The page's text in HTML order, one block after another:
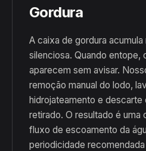
Gordura
A caixa de gordura
silenciosa. Quando entope,
aparecem sem avisar.
remoção manual do lodo,
hidrojateamento e descarte
retirado. O resultado é uma
fluxo de escoamento da
periodicidade